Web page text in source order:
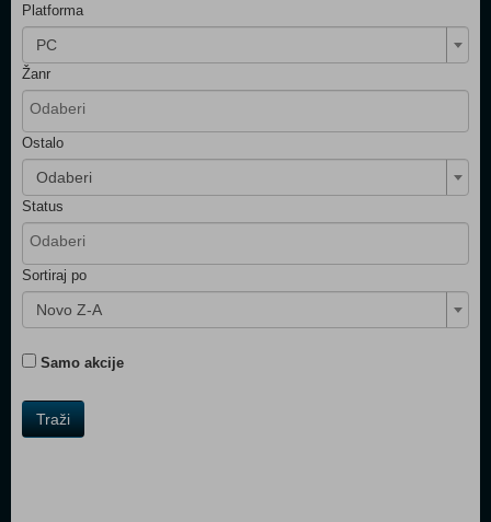
Platforma
PC
Žanr
Ostalo
Odaberi
Status
Sortiraj po
Novo Z-A
Samo akcije
Traži